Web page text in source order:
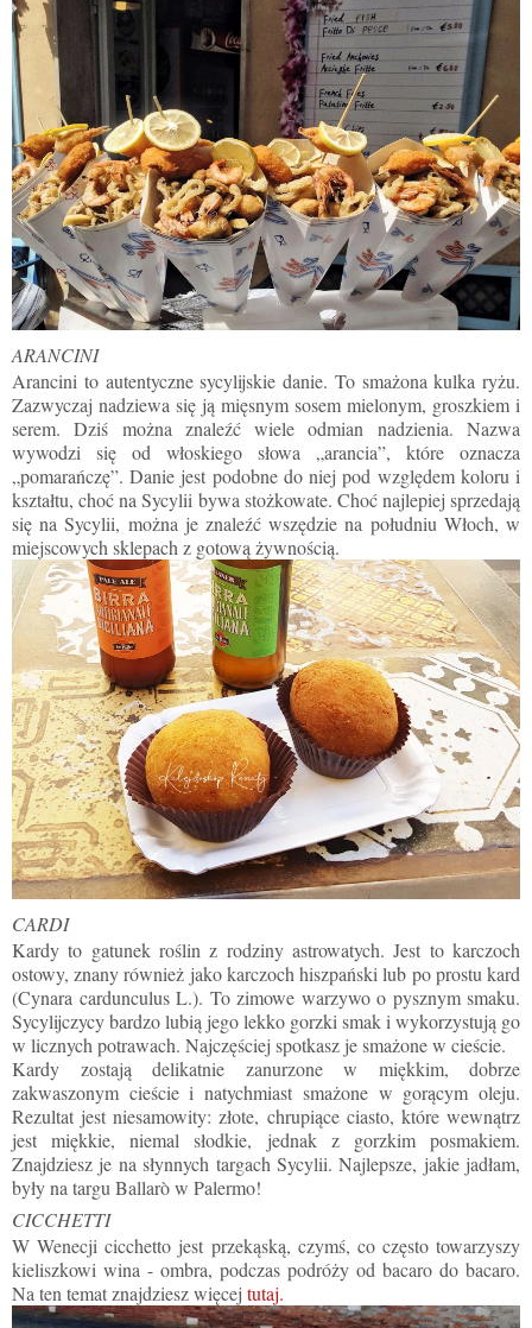
ARANCINI
Arancini to autentyczne sycylijskie danie. To smażona kulka ryżu.
Zazwyczaj nadziewa się ją mięsnym sosem mielonym, groszkiem i
serem. Dziś można znaleźć wiele odmian nadzienia. Nazwa
wywodzi się od włoskiego słowa „arancia”, które oznacza
„pomarańczę”. Danie jest podobne do niej pod względem koloru i
kształtu, choć na Sycylii bywa stożkowate. Choć najlepiej sprzedają
się na Sycylii, można je znaleźć wszędzie na południu Włoch, w
miejscowych sklepach z gotową żywnością.
CARDI
Kardy to gatunek roślin z rodziny astrowatych. Jest to karczoch
ostowy, znany również jako karczoch hiszpański lub po prostu kard
(Cynara cardunculus L.). To zimowe warzywo o pysznym smaku.
Sycylijczycy bardzo lubią jego lekko gorzki smak i wykorzystują go
w licznych potrawach. Najczęściej spotkasz je smażone w cieście.
Kardy zostają delikatnie zanurzone w miękkim, dobrze
zakwaszonym cieście i natychmiast smażone w gorącym oleju.
Rezultat jest niesamowity: złote, chrupiące ciasto, które wewnątrz
jest miękkie, niemal słodkie, jednak z gorzkim posmakiem.
Znajdziesz je na słynnych targach Sycylii. Najlepsze, jakie jadłam,
były na targu Ballarò w Palermo!
CICCHETTI
W Wenecji cicchetto jest przekąską, czymś, co często towarzyszy
kieliszkowi wina - ombra, podczas podróży od bacaro do bacaro.
Na ten temat znajdziesz więcej tutaj.